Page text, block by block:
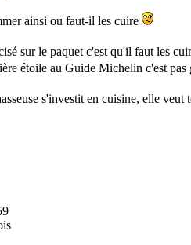
ainsi ou faut-il les cuire
sur le paquet c'est qu'il faut les
étoile au Guide Michelin c'est pas
s'investit en cuisine, elle veut